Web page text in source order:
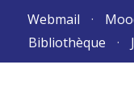
Webmail
Bibliothèque